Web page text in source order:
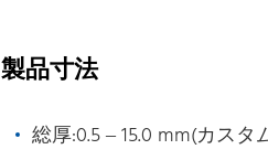
製品寸法
総厚:0.5 – 15.0 mm(カス